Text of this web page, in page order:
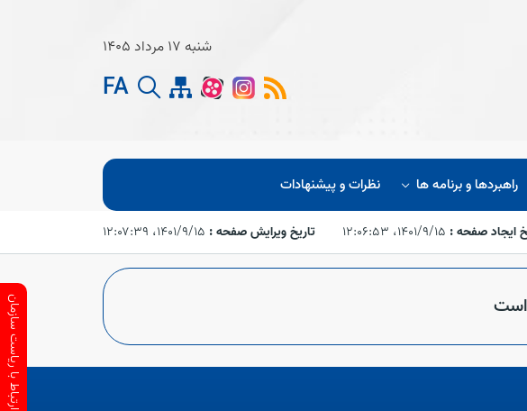
شنبه 17 مرداد 1405
FA
راهبردها و برنامه ها نظرات و پیشنهادات
ایجاد صفحه : ۱۴۰۱/۹/۱۵،‏ ۱۲:۰۶:۵۳ تاریخ ویرایش صفحه : ۱۴۰۱/۹/۱۵،‏ ۱۲:۰۷:۳۹
ارتباط با ریاست سازمان